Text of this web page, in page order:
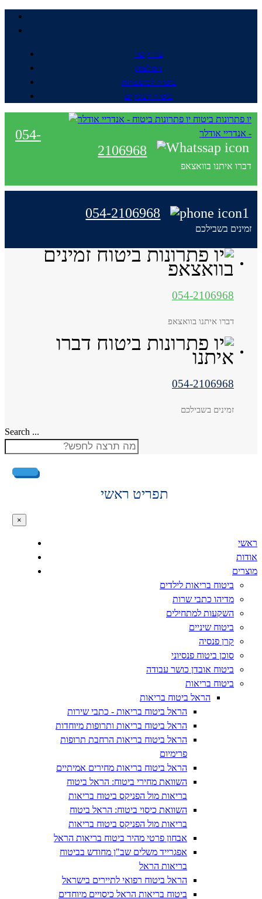
צור קשר
המלצות
ביטוח למשפחות
ביטוח לעסקים
יו פתרונות ביטוח
- אנדריי אודלר
054-
2106968
דברו איתנו בוואצאפ
054-2106968
זמינים בשבילכם
054-2106968
דברו איתנו בוואצאפ
054-2106968
זמינים בשבילכם
Search ...
תפריט ראשי
×
ראשי
אודות
מוצרים
ביטוח בריאות לילדים
מדיהו כתבי שרות
השקעות למתחילים
ביטוח שיניים
קרן פנסיה
סוכן ביטוח פנסיוני
ביטוח אובדן כושר עבודה
ביטוח בריאות
הראל ביטוח בריאות
הראל ביטוח בריאות - כתבי שירות
הראל ביטוח בריאות ותרופות מיוחדות
הראל ביטוח בריאות הרחבת תרופות
פרימיום
הראל ביטוח בריאות מחירים אמיתיים
השוואת מחירי ביטוח: הראל ביטוח
בריאות מול הפניקס ביטוח בריאות
השוואת כיסוי ביטוח: הראל ביטוח
בריאות מול הפניקס ביטוח בריאות
אבחון פרטי מהיר ביטוח בריאות הראל
אפגרייד משלים שב"ן מחודש בביטוח
בריאות הראל
הראל ביטוח רפואי לתיירים בישראל
ביטוח בריאות הראל כיסויים מיוחדים